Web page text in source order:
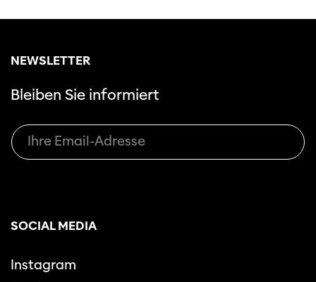
NEWSLETTER
Bleiben Sie informiert
SOCIAL MEDIA
Instagram